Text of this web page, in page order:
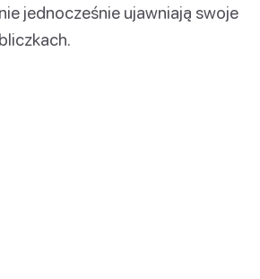
jednocześnie ujawniają swoje